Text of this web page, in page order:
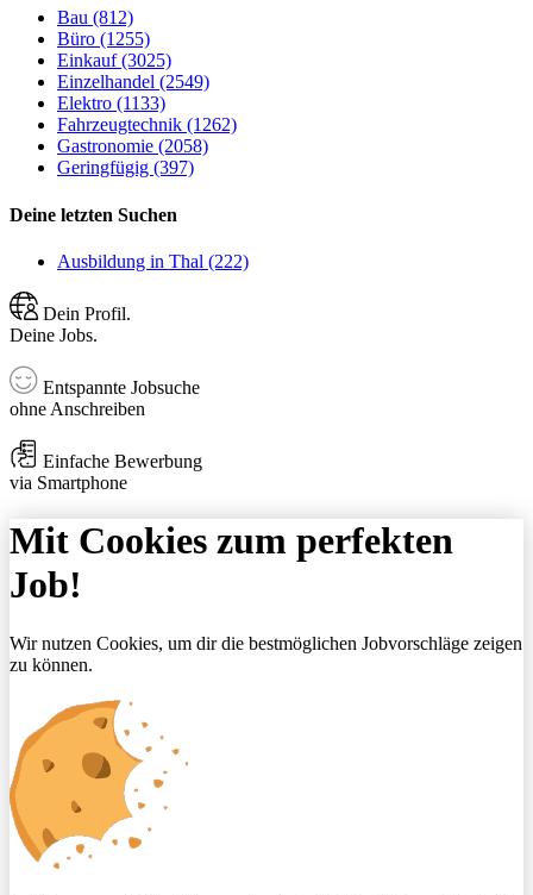
Bau (812)
Büro (1255)
Einkauf (3025)
Einzelhandel (2549)
Elektro (1133)
Fahrzeugtechnik (1262)
Gastronomie (2058)
Geringfügig (397)
Deine letzten Suchen
Ausbildung in Thal (222)
Dein Profil.
Deine Jobs.
Entspannte Jobsuche
ohne Anschreiben
Einfache Bewerbung
via Smartphone
Mit Cookies zum perfekten
Job!
Wir nutzen Cookies, um dir die bestmöglichen Jobvorschläge zeigen
zu können.